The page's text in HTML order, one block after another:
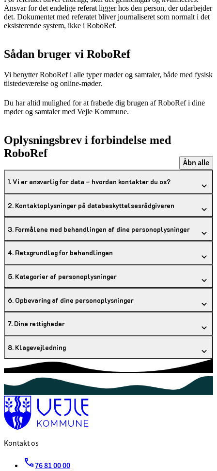
Ansvar for det endelige referat ligger hos den person, der udarbejder
det. Dokumentet med referatet bliver journaliseret som normalt i det
eksisterende system, ikke i RoboRef.
Sådan bruger vi RoboRef
Vi benytter RoboRef i alle typer møder og samtaler, både med fysisk
tilstedeværelse og online-møder.
Du har altid mulighed for at frabede dig brugen af RoboRef i dine
møder og samtaler med Vejle Kommune.
Oplysningsbrev i forbindelse med
RoboRef
Åbn alle
1. Vi er ansvarlig for data – hvordan kontakter du os?
2. Kontaktoplysninger på databeskyttelsesrådgiveren
3. Formålene med behandlingen af dine personoplysninger
4. Retsgrundlag for behandlingen
5. Kategorier af personoplysninger
6. Opbevaring af dine personoplysninger
7. Dine rettigheder
8. Klagevejledning
Kontakt os
76 81 00 00